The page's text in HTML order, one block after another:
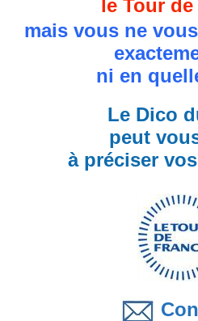
le Tour
mais vous ne
ni en
Le Dico
peut
à préciser